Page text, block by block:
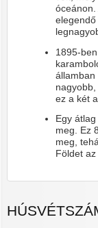
1895-
államban
ez a két
Egy
meg. Ez
meg,
Földet